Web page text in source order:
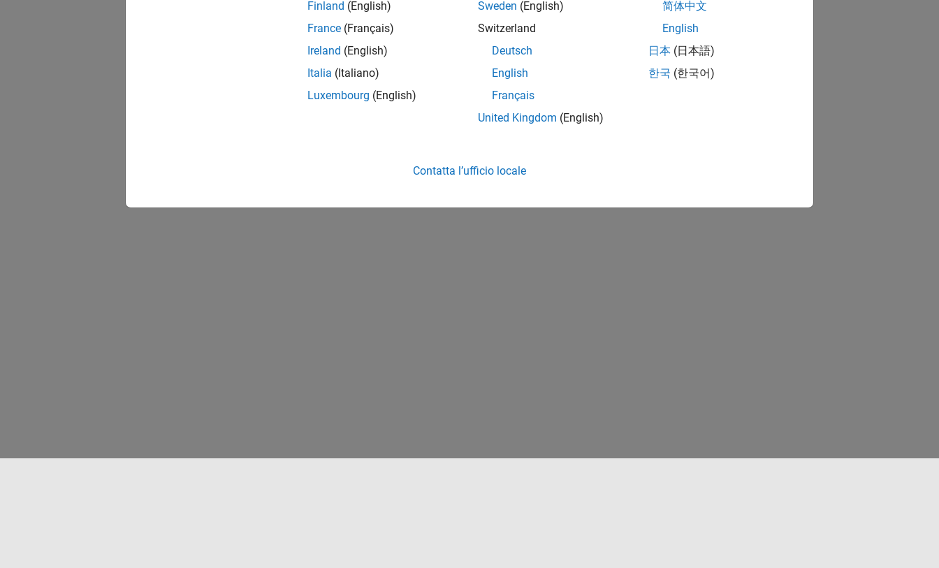
Finland (English)
France (Français)
Ireland (English)
Italia (Italiano)
Luxembourg (English)
Sweden (English)
Switzerland
Deutsch
English
Français
United Kingdom (English)
简体中文
English
日本 (日本語)
한국 (한국어)
Contatta l’ufficio locale